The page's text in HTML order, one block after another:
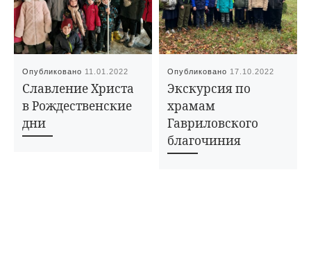
Опубликовано 11.01.2022
Славление Христа
в Рождественские
дни
Опубликовано 17.10.2022
Экскурсия по
храмам
Гавриловского
благочиния